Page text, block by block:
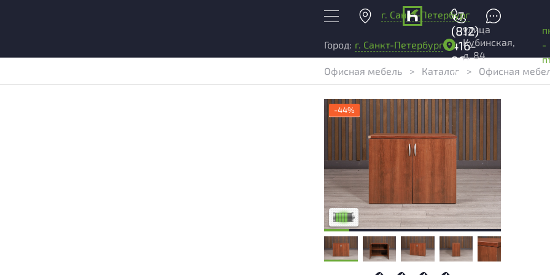
г. Санкт-Петербург
+7
(812)
416-
96-
99
Город: г. Санкт-Петербург
улица
Кубинская,
д. 84
-
Офисная мебель > Каталог > Офисная
-44%
У товара присутствуют незначительные
следы эксплуатации, не влияющие на
удобство его использования
Низкая степень износа